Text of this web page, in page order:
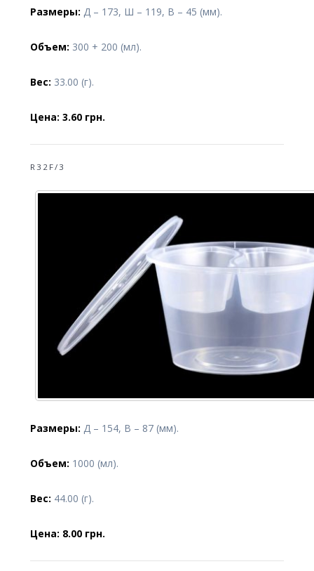
Размеры: Д – 173, Ш – 119, В – 45 (мм).
Объем: 300 + 200 (мл).
Вес: 33.00 (г).
Цена: 3.60 грн.
R32F/3
Размеры: Д – 154, В – 87 (мм).
Объем: 1000 (мл).
Вес: 44.00 (г).
Цена: 8.00 грн.